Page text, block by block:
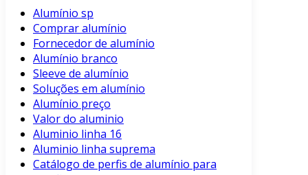
Alumínio sp
Comprar alumínio
Fornecedor de alumínio
Alumínio branco
Sleeve de alumínio
Soluções em alumínio
Alumínio preço
Valor do aluminio
Aluminio linha 16
Aluminio linha suprema
Catálogo de perfis de alumínio para